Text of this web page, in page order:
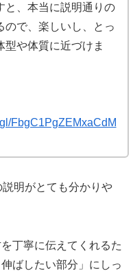
と、本当に説明通りの
ので、楽しいし、とっ
型や体質に近づけま
FbgC1PgZEMxaCdM
明がとても分かりや
丁寧に伝えてくれるた
ばしたい部分」にしっ